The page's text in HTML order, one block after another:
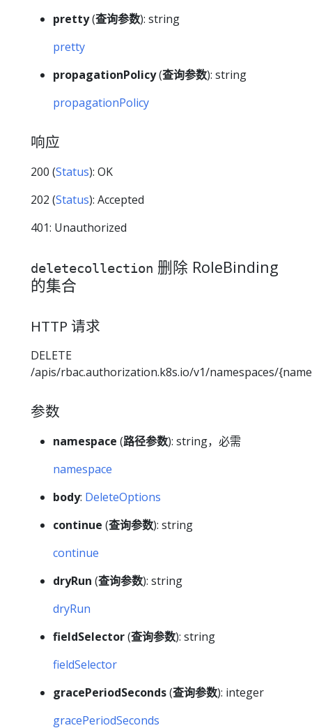
pretty(查询参数): string
pretty
propagationPolicy(查询参数): string
propagationPolicy
响应
200 (Status): OK
202 (Status): Accepted
401: Unauthorized
deletecollection 删除 RoleBinding
的集合
HTTP 请求
DELETE
/apis/rbac.authorization.k8s.io/v1/namespaces/
参数
namespace (路径参数): string，必需
namespace
body: DeleteOptions
continue (查询参数): string
continue
dryRun (查询参数): string
dryRun
fieldSelector(查询参数): string
fieldSelector
gracePeriodSeconds(查询参数): integer
gracePeriodSeconds